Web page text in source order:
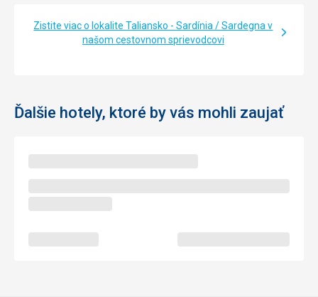
Zistite viac o lokalite Taliansko - Sardínia / Sardegna v
našom cestovnom sprievodcovi
Ďalšie hotely, ktoré by vás mohli zaujať